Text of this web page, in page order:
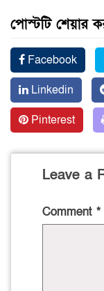
পোস্টটি শেয়ার
Facebook
Linkedin
Pinterest
Leave a
Comment *